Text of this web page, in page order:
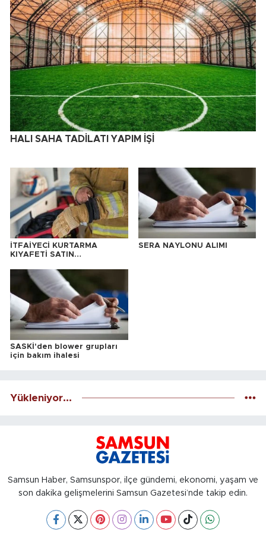
HALI SAHA TADİLATI YAPIM İŞİ
İTFAİYECİ KURTARMA
KIYAFETİ SATIN
SERA NAYLONU ALIMI
SASKİ'den blower grupları
için bakım ihalesi
Yükleniyor...
Samsun Haber, Samsunspor, ilçe gündemi, ekonomi, yaşam ve
son dakika gelişmelerini Samsun Gazetesi’nde takip edin.